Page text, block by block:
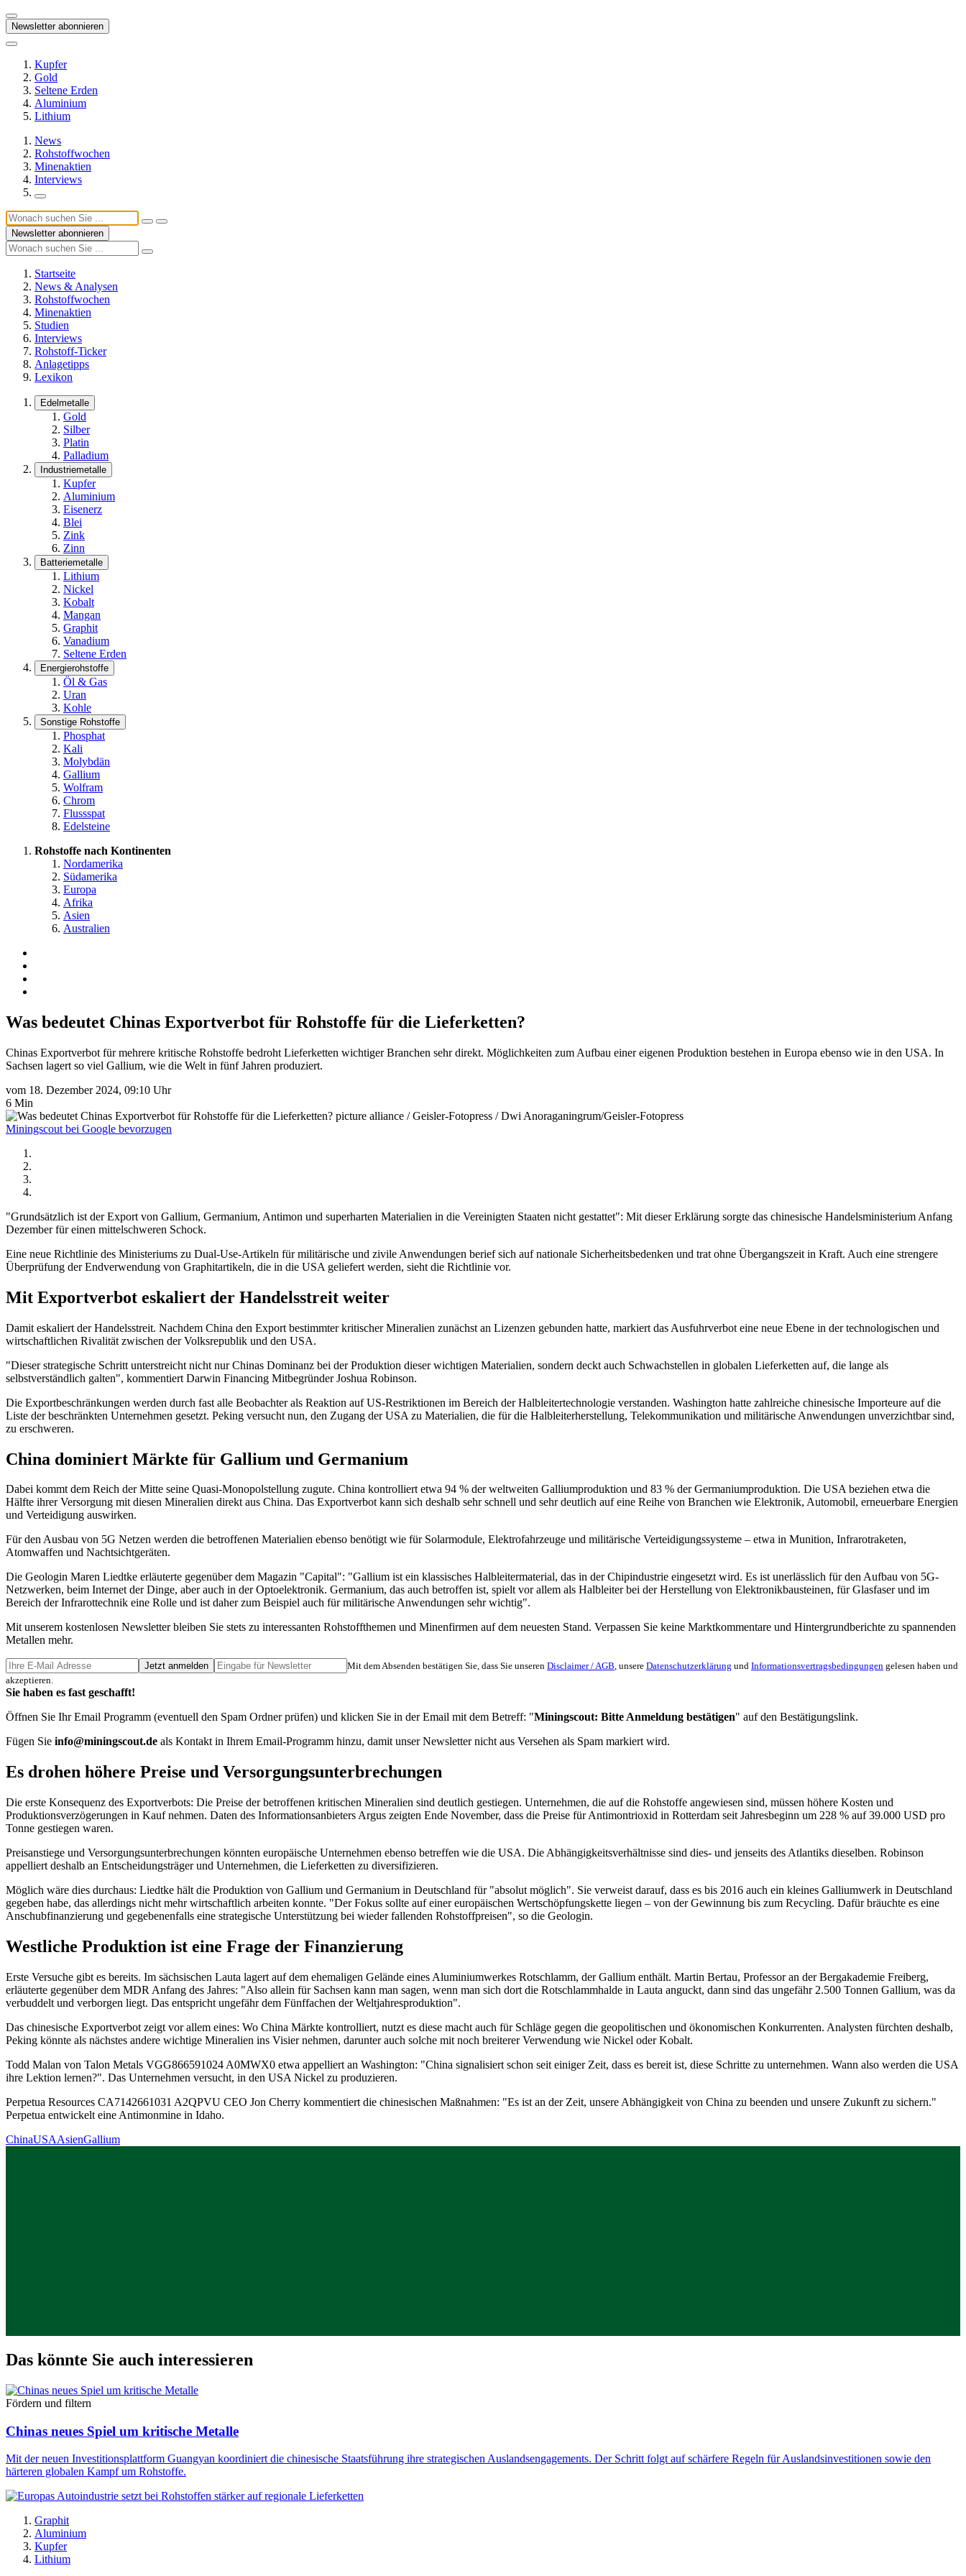
Newsletter abonnieren
Kupfer
Gold
Seltene Erden
Aluminium
Lithium
News
Rohstoffwochen
Minenaktien
Interviews
Newsletter abonnieren
Startseite
News & Analysen
Rohstoffwochen
Minenaktien
Studien
Interviews
Rohstoff-Ticker
Anlagetipps
Lexikon
Edelmetalle
Gold
Silber
Platin
Palladium
Industriemetalle
Kupfer
Aluminium
Eisenerz
Blei
Zink
Zinn
Batteriemetalle
Lithium
Nickel
Kobalt
Mangan
Graphit
Vanadium
Seltene Erden
Energierohstoffe
Öl & Gas
Uran
Kohle
Sonstige Rohstoffe
Phosphat
Kali
Molybdän
Gallium
Wolfram
Chrom
Flussspat
Edelsteine
Rohstoffe nach Kontinenten
Nordamerika
Südamerika
Europa
Afrika
Asien
Australien
Was bedeutet Chinas Exportverbot für Rohstoffe für die Lieferketten?
Chinas Exportverbot für mehrere kritische Rohstoffe bedroht Lieferketten wichtiger Branchen sehr direkt. Möglichkeiten zum Aufbau einer eigenen Produktion bestehen in Europa ebenso wie in den USA. In
Sachsen lagert so viel Gallium, wie die Welt in fünf Jahren produziert.
vom 18. Dezember 2024, 09:10 Uhr
6 Min
picture alliance / Geisler-Fotopress / Dwi Anoraganingrum/Geisler-Fotopress
Miningscout bei Google bevorzugen
"Grundsätzlich ist der Export von Gallium, Germanium, Antimon und superharten Materialien in die Vereinigten Staaten nicht gestattet": Mit dieser Erklärung sorgte das chinesische Handelsministerium Anfang
Dezember für einen mittelschweren Schock.
Eine neue Richtlinie des Ministeriums zu Dual-Use-Artikeln für militärische und zivile Anwendungen berief sich auf nationale Sicherheitsbedenken und trat ohne Übergangszeit in Kraft. Auch eine strengere
Überprüfung der Endverwendung von Graphitartikeln, die in die USA geliefert werden, sieht die Richtlinie vor.
Mit Exportverbot eskaliert der Handelsstreit weiter
Damit eskaliert der Handelsstreit. Nachdem China den Export bestimmter kritischer Mineralien zunächst an Lizenzen gebunden hatte, markiert das Ausfuhrverbot eine neue Ebene in der technologischen und
wirtschaftlichen Rivalität zwischen der Volksrepublik und den USA.
"Dieser strategische Schritt unterstreicht nicht nur Chinas Dominanz bei der Produktion dieser wichtigen Materialien, sondern deckt auch Schwachstellen in globalen Lieferketten auf, die lange als
selbstverständlich galten", kommentiert Darwin Financing Mitbegründer Joshua Robinson.
Die Exportbeschränkungen werden durch fast alle Beobachter als Reaktion auf US-Restriktionen im Bereich der Halbleitertechnologie verstanden. Washington hatte zahlreiche chinesische Importeure auf die
Liste der beschränkten Unternehmen gesetzt. Peking versucht nun, den Zugang der USA zu Materialien, die für die Halbleiterherstellung, Telekommunikation und militärische Anwendungen unverzichtbar sind,
zu erschweren.
China dominiert Märkte für Gallium und Germanium
Dabei kommt dem Reich der Mitte seine Quasi-Monopolstellung zugute. China kontrolliert etwa 94 % der weltweiten Galliumproduktion und 83 % der Germaniumproduktion. Die USA beziehen etwa die
Hälfte ihrer Versorgung mit diesen Mineralien direkt aus China. Das Exportverbot kann sich deshalb sehr schnell und sehr deutlich auf eine Reihe von Branchen wie Elektronik, Automobil, erneuerbare Energien
und Verteidigung auswirken.
Für den Ausbau von 5G Netzen werden die betroffenen Materialien ebenso benötigt wie für Solarmodule, Elektrofahrzeuge und militärische Verteidigungssysteme – etwa in Munition, Infrarotraketen,
Atomwaffen und Nachtsichtgeräten.
Die Geologin Maren Liedtke erläuterte gegenüber dem Magazin "Capital": "Gallium ist ein klassisches Halbleitermaterial, das in der Chipindustrie eingesetzt wird. Es ist unerlässlich für den Aufbau von 5G-
Netzwerken, beim Internet der Dinge, aber auch in der Optoelektronik. Germanium, das auch betroffen ist, spielt vor allem als Halbleiter bei der Herstellung von Elektronikbausteinen, für Glasfaser und im
Bereich der Infrarottechnik eine Rolle und ist daher zum Beispiel auch für militärische Anwendungen sehr wichtig".
Mit unserem kostenlosen Newsletter bleiben Sie stets zu interessanten Rohstoffthemen und Minenfirmen auf dem neuesten Stand. Verpassen Sie keine Marktkommentare und Hintergrundberichte zu spannenden
Metallen mehr.
Jetzt anmelden Mit dem Absenden bestätigen Sie, dass Sie unseren Disclaimer / AGB, unsere Datenschutzerklärung und Informationsvertragsbedingungen gelesen haben und
akzeptieren.
Sie haben es fast geschafft!
Öffnen Sie Ihr Email Programm (eventuell den Spam Ordner prüfen) und klicken Sie in der Email mit dem Betreff: "Miningscout: Bitte Anmeldung bestätigen" auf den Bestätigungslink.
Fügen Sie info@miningscout.de als Kontakt in Ihrem Email-Programm hinzu, damit unser Newsletter nicht aus Versehen als Spam markiert wird.
Es drohen höhere Preise und Versorgungsunterbrechungen
Die erste Konsequenz des Exportverbots: Die Preise der betroffenen kritischen Mineralien sind deutlich gestiegen. Unternehmen, die auf die Rohstoffe angewiesen sind, müssen höhere Kosten und
Produktionsverzögerungen in Kauf nehmen. Daten des Informationsanbieters Argus zeigten Ende November, dass die Preise für Antimontrioxid in Rotterdam seit Jahresbeginn um 228 % auf 39.000 USD pro
Tonne gestiegen waren.
Preisanstiege und Versorgungsunterbrechungen könnten europäische Unternehmen ebenso betreffen wie die USA. Die Abhängigkeitsverhältnisse sind dies- und jenseits des Atlantiks dieselben. Robinson
appelliert deshalb an Entscheidungsträger und Unternehmen, die Lieferketten zu diversifizieren.
Möglich wäre dies durchaus: Liedtke hält die Produktion von Gallium und Germanium in Deutschland für "absolut möglich". Sie verweist darauf, dass es bis 2016 auch ein kleines Galliumwerk in Deutschland
gegeben habe, das allerdings nicht mehr wirtschaftlich arbeiten konnte. "Der Fokus sollte auf einer europäischen Wertschöpfungskette liegen – von der Gewinnung bis zum Recycling. Dafür bräuchte es eine
Anschubfinanzierung und gegebenenfalls eine strategische Unterstützung bei wieder fallenden Rohstoffpreisen", so die Geologin.
Westliche Produktion ist eine Frage der Finanzierung
Erste Versuche gibt es bereits. Im sächsischen Lauta lagert auf dem ehemaligen Gelände eines Aluminiumwerkes Rotschlamm, der Gallium enthält. Martin Bertau, Professor an der Bergakademie Freiberg,
erläuterte gegenüber dem MDR Anfang des Jahres: "Also allein für Sachsen kann man sagen, wenn man sich dort die Rotschlammhalde in Lauta anguckt, dann sind das ungefähr 2.500 Tonnen Gallium, was da
verbuddelt und verborgen liegt. Das entspricht ungefähr dem Fünffachen der Weltjahresproduktion".
Das chinesische Exportverbot zeigt vor allem eines: Wo China Märkte kontrolliert, nutzt es diese macht auch für Schläge gegen die geopolitischen und ökonomischen Konkurrenten. Analysten fürchten deshalb,
Peking könnte als nächstes andere wichtige Mineralien ins Visier nehmen, darunter auch solche mit noch breiterer Verwendung wie Nickel oder Kobalt.
Todd Malan von Talon Metals VGG866591024 A0MWX0 etwa appelliert an Washington: "China signalisiert schon seit einiger Zeit, dass es bereit ist, diese Schritte zu unternehmen. Wann also werden die USA
ihre Lektion lernen?". Das Unternehmen versucht, in den USA Nickel zu produzieren.
Perpetua Resources CA7142661031 A2QPVU CEO Jon Cherry kommentiert die chinesischen Maßnahmen: "Es ist an der Zeit, unsere Abhängigkeit von China zu beenden und unsere Zukunft zu sichern."
Perpetua entwickelt eine Antimonmine in Idaho.
ChinaUSAAsienGallium
Das könnte Sie auch interessieren
Fördern und filtern
Chinas neues Spiel um kritische Metalle
Mit der neuen Investitionsplattform Guangyan koordiniert die chinesische Staatsführung ihre strategischen Auslandsengagements. Der Schritt folgt auf schärfere Regeln für Auslandsinvestitionen sowie den
härteren globalen Kampf um Rohstoffe.
Graphit
Aluminium
Kupfer
Lithium